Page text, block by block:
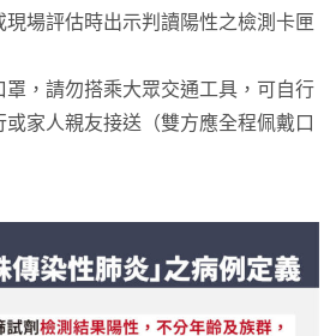
現場評估時出示判讀陽性之檢測卡匣
罩，請勿搭乘大眾交通工具，可自行
或家人親友接送（雙方應全程佩戴口